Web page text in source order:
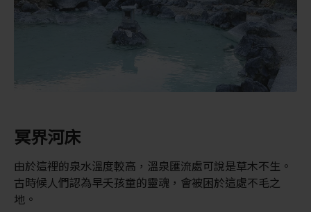
冥界河床
由於這裡的泉水溫度較高，溫泉匯流處可說是草木不生。
古時候人們認為早夭孩童的靈魂，會被困於這處不毛之
地。